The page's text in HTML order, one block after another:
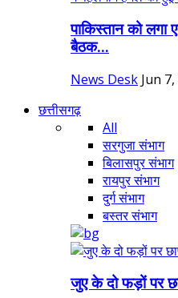
पाकिस्तान को
बैठक...
News Desk Jun
छत्तीसगढ़
All
सरगुजा संभाग
बिलासपुर संभाग
रायपुर संभाग
दुर्ग संभाग
बस्तर संभाग
जुए के दो फड़ों पर